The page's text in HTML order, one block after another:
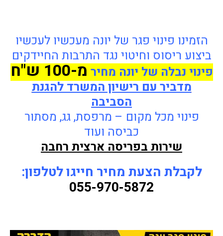
הזמינו פינוי פגר של יונה מעכשיו לעכשיו
ביצוע ריסוס וחיטוי נגד התרבות החיידקים
פינוי נבלה של יונה מחירמ-100 ש"ח
מדביר עם רישיון המשרד להגנת
הסביבה
פינוי מכל מקום – מרפסת, גג, מסתור
כביסה ועוד
שירות בפריסה ארצית רחבה
לקבלת הצעת מחיר חייגו לטלפון:
055-970-5872